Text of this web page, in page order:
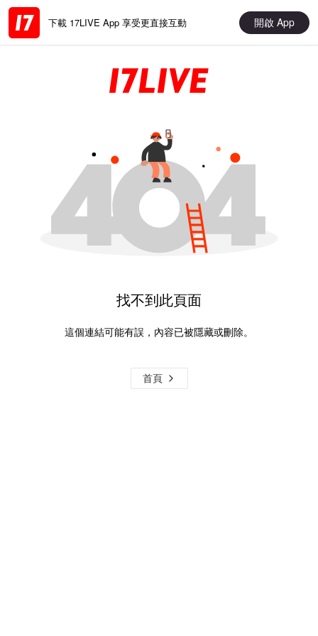
下載 17LIVE App 享受更直接互動 開啟 App
找不到此頁面
這個連結可能有誤，內容已被隱藏或刪除。
首頁